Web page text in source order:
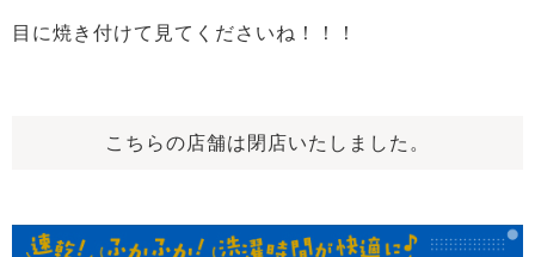
目に焼き付けて見てくださいね！！！
こちらの店舗は閉店いたしました。